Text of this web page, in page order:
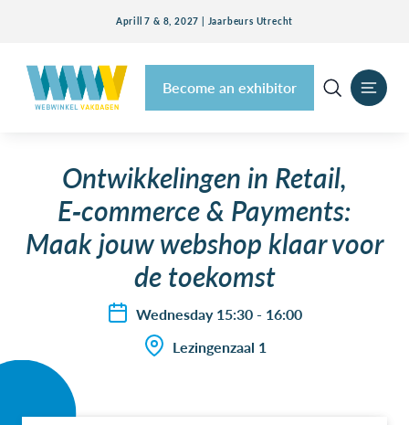
Aprill 7 & 8, 2027 | Jaarbeurs Utrecht
Become an exhibitor
Ontwikkelingen in Retail,
E‑commerce & Payments:
Maak jouw webshop klaar voor
de toekomst
Wednesday 15:30 - 16:00
Lezingenzaal 1